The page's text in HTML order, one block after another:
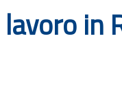
lavoro in